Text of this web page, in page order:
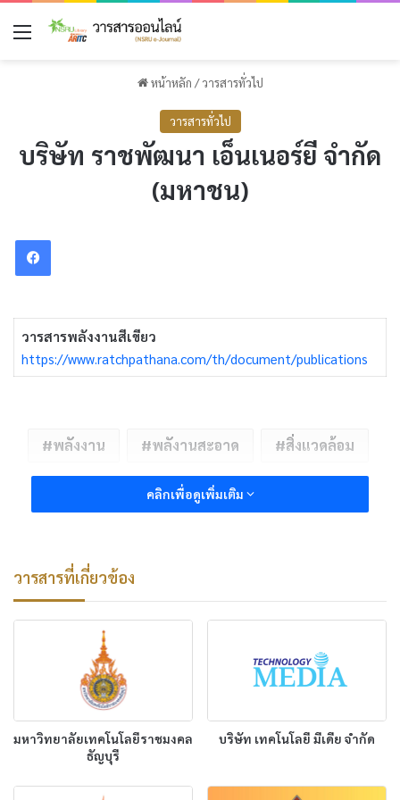
เมนู
หน้าหลัก / วารสารทั่วไป
วารสารทั่วไป
บริษัท ราชพัฒนา เอ็นเนอร์ยี จำกัด
(มหาชน)
Facebook
วารสารพลังงานสีเขียว
https://www.ratchpathana.com/th/document/publications
พลังงาน พลังานสะอาด สิ่งแวดล้อม
คลิกเพื่อดูเพิ่มเติม
วารสารที่เกี่ยวข้อง
มหาวิทยาลัยเทคโนโลยีราชมงคล
ธัญบุรี
บริษัท เทคโนโลยี มีเดีย จำกัด